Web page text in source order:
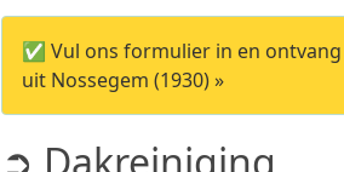
✅ Vul ons formulier in en ontvang
uit Nossegem (1930) »